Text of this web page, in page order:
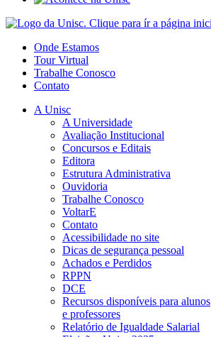
Onde Estamos
Tour Virtual
Trabalhe Conosco
Contato
A Unisc
A Universidade
Avaliação Institucional
Concursos e Editais
Editora
Estrutura Administrativa
Ouvidoria
Trabalhe Conosco
VoltarE
Contato
Acessibilidade no site
Dicas de segurança pessoal
Achados e Perdidos
RPPN
DCE
Recursos disponíveis para alunos
e professores
Relatório de Igualdade Salarial